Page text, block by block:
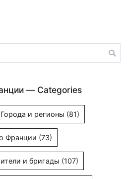
— Categories
Города и регионы (81)
Франции (73)
и бригады (107)